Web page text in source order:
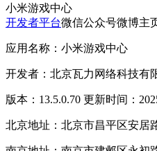
小米游戏中心
开发者平台微信公众号微博主
应用名称：小米游戏中心
开发者：北京瓦力网络科技有
版本：13.5.0.70 更新时间：
北京地址：北京市昌平区安居